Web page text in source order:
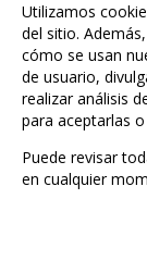
Utilizamos
del sitio.
cómo se usan
de usuario,
realizar análisis
para aceptarlas
Puede revisar
en cualquier